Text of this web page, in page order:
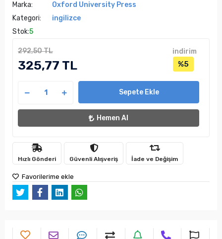
Marka:
Oxford University Press
Kategori:
ingilizce
Stok:5
292,50 TL
325,77 TL
indirim
%5
Sepete Ekle
Hemen Al
Hızlı Gönderi Güvenli Alışveriş İade ve Değişim
Favorilerime ekle